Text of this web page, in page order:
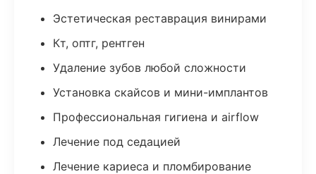
Эстетическая реставрация винирами
Кт, оптг, рентген
Удаление зубов любой сложности
Установка скайсов и мини-имплантов
Профессиональная гигиена и airflow
Лечение под седацией
Лечение кариеса и пломбирование